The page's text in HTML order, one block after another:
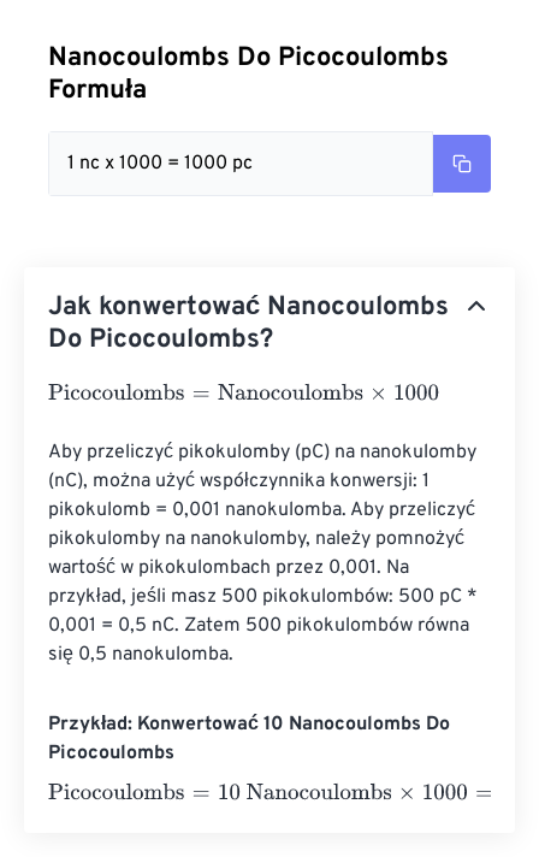
Nanocoulombs Do Picocoulombs
Formuła
1 nc x 1000 = 1000 pc
Jak konwertować Nanocoulombs
Do Picocoulombs?
Picocoulombs=Nanocoulombs×1000
Aby przeliczyć pikokulomby (pC) na nanokulomby
(nC), można użyć współczynnika konwersji: 1
pikokulomb = 0,001 nanokulomba. Aby przeliczyć
pikokulomby na nanokulomby, należy pomnożyć
wartość w pikokulombach przez 0,001. Na
przykład, jeśli masz 500 pikokulombów: 500 pC *
0,001 = 0,5 nC. Zatem 500 pikokulombów równa
się 0,5 nanokulomba.
Przykład: Konwertować 10 Nanocoulombs Do
Picocoulombs
Picocoulombs=10 Nanocoulombs×1000=10000